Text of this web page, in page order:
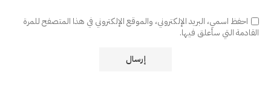
احفظ اسمي، البريد الإلكتروني، والموقع الإلكتروني في هذا المتصفح للمرة
القادمة التي سأعلق فيها.